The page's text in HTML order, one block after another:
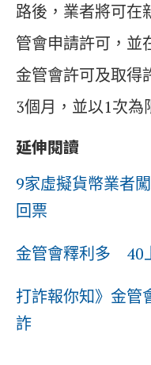
路後，業者將可在
管會申請許可，並
金管會許可及取得
3個月，並以1次為
延伸閱讀
9家虛擬貨幣業者
回票
金管會釋利多 40
打詐報你知》金
詐